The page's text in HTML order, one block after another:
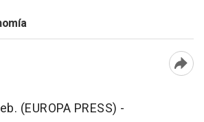
(EUROPA PRESS) -